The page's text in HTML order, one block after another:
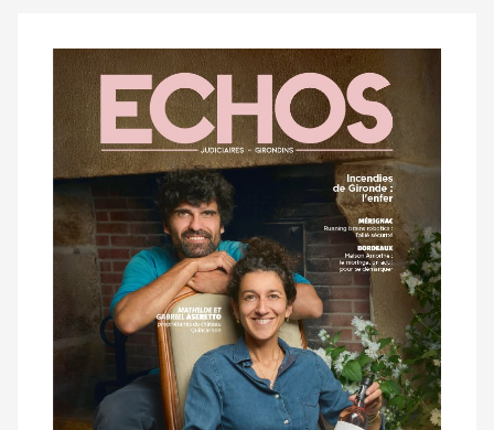
Notre
dernier
magazine